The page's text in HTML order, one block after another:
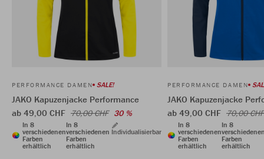
PERFORMANCE DAMEN SALE!
JAKO Kapuzenjacke Performance
ab 49,00 CHF 70,00 CHF 30 %
In 8
verschiedenen
Farben
erhältlich
In 8
verschiedenen
Farben
erhältlich
Individualisierbar
PERFORMANCE DAMEN
JAKO Kapuzenjacke
ab 49,00 CHF 70,00 CHF
In 8
verschiedenen
Farben
erhältlich
In 8
Farben
erhältlich